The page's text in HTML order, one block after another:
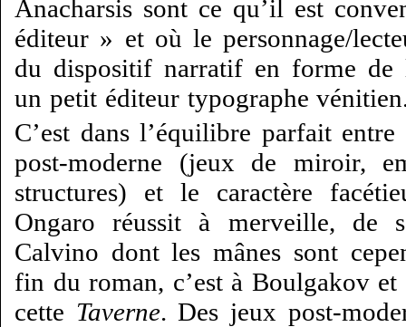
Anacharsis sont ce qu’il est
éditeur » et où le personnage/
du dispositif narratif en forme de
un petit éditeur typographe
C’est dans l’équilibre parfait
post-moderne (jeux de miroir,
structures) et le caractère
Ongaro réussit à merveille, de
Calvino dont les mânes sont
fin du roman, c’est à Boulgakov
cette Taverne. Des jeux post-